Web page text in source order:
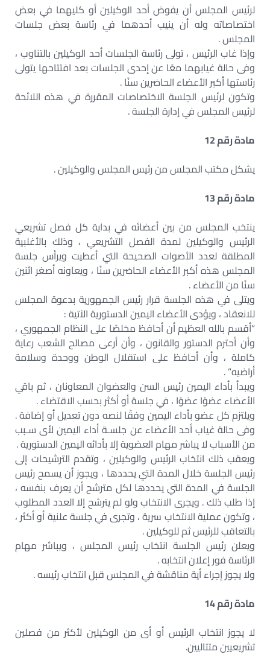
لرئيس المجلس أن يفوض أحد الوكيلين أو كليهما في بعض
اختصاصاته وله أن ينيب أحدهما في رئاسة بعض جلسات
المجلس .
وإذا غاب الرئيس ، تولى رئاسة الجلسات أحد الوكيلين بالتناوب ،
وفى حالة غيابهما معًا عن إحدى الجلسات بعد افتتاحها يتولى
رئاستها أكبر الأعضاء الحاضرين سنًا .
وتكون لرئيس الجلسة الاختصاصات المقررة في هذه اللائحة
لرئيس المجلس في إدارة الجلسة .
مادة رقم 12
يشكل مكتب المجلس من رئيس المجلس والوكيلين .
مادة رقم 13
ينتخب المجلس من بين أعضائه في بداية كل فصل تشريعي
الرئيس والوكيلين لمدة الفصل التشريعي ، وذلك بالأغلبية
المطلقة لعدد الأصوات الصحيحة التي أعطيت ويرأس جلسة
المجلس هذه أكبر الأعضاء الحاضرين سنًا ، ويعاونه أصغر اثنين
سنًا من الأعضاء .
ويتلى في هذه الجلسة قرار رئيس الجمهورية بدعوة المجلس
للانعقاد ، ويؤدى الأعضاء اليمين الدستورية الآتية :
“أقسم بالله العظيم أن أحافظ مخلصًا على النظام الجمهوري ،
وأن أحترم الدستور والقانون ، وأن أرعى مصالح الشعب رعاية
كاملة ، وأن أحافظ على استقلال الوطن ووحدة وسلامة
أراضيه” .
ويبدأ بأداء اليمين رئيس السن والعضوان المعاونان ، ثم باقي
الأعضاء عضوًا عضوًا ، في جلسة أو أكثر بحسب الاقتضاء .
ويلتزم كل عضو بأداء اليمين وفقًا لنصه دون تعديل أو إضافة .
وفى حالة غياب أحد الأعضاء عن جلسـة أداء اليمين لأى سـبب
من الأسباب لا يباشر مهام العضوية إلا بأدائه اليمين الدستورية .
ويعقب ذلك انتخاب الرئيس والوكيلين ، وتقدم الترشيحات إلى
رئيس الجلسة خلال المدة التي يحددها ، ويجوز أن يسمح رئيس
الجلسة في المدة التي يحددها لكل مترشح أن يعرف بنفسه ،
إذا طلب ذلك . ويجرى الانتخاب ولو لم يترشح إلا العدد المطلوب
، وتكون عملية الانتخاب سرية ، وتجرى في جلسة علنية أو أكثر ،
بالتعاقب للرئيس ثم للوكيلين .
ويعلن رئيس الجلسة انتخاب رئيس المجلس ، ويباشر مهام
الرئاسة فور إعلان انتخابه .
ولا يجوز إجراء أية مناقشة في المجلس قبل انتخاب رئيسه .
مادة رقم 14
لا يجوز انتخاب الرئيس أو أى من الوكيلين لأكثر من فصلين
تشريعيين متتاليين.